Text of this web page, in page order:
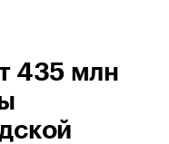
435 млн